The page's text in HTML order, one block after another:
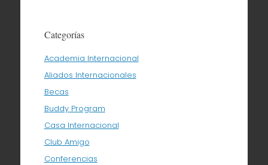
Categorías
Academia Internacional
Aliados Internacionales
Becas
Buddy Program
Casa Internacional
Club Amigo
Conferencias